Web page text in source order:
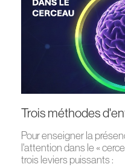
Trois méthodes
Pour enseigner la
l'attention dans le «
trois leviers puissants :